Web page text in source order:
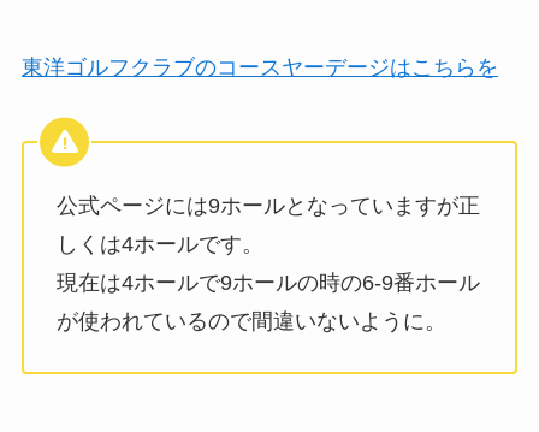
東洋ゴルフクラブのコースヤーデージはこちらを
公式ページには9ホールとなっていますが正
しくは4ホールです。
現在は4ホールで9ホールの時の6-9番ホール
が使われているので間違いないように。